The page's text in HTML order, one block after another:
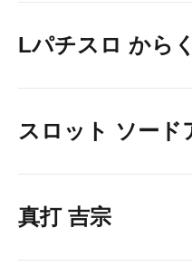
Lパチスロ から
スロット ソード
真打 吉宗